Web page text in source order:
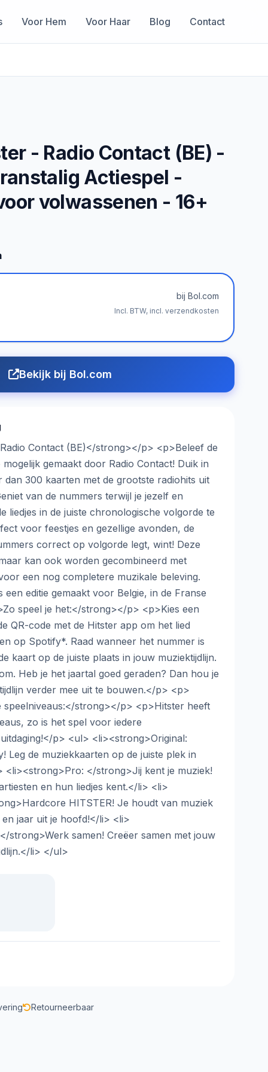
Voor Hem Voor Haar Blog Contact
- Radio Contact (BE) -
Actiespel -
volwassenen - 16+
bij Bol.com
Incl. BTW, incl. verzendkosten
Bekijk bij Bol.com
Contact (BE)</strong></p> <p>Beleef de
gemaakt door Radio Contact! Duik in
dan 300 kaarten met de grootste radiohits uit
van de nummers terwijl je jezelf en
liedjes in de juiste chronologische volgorde te
voor feestjes en gezellige avonden, de
correct op volgorde legt, wint! Deze
kan ook worden gecombineerd met
een nog completere muzikale beleving.
editie gemaakt voor Belgie, in de Franse
speel je het:</strong></p> <p>Kies een
QR-code met de Hitster app om het lied
op Spotify*. Raad wanneer het nummer is
kaart op de juiste plaats in jouw muziektijdlijn.
Heb je het jaartal goed geraden? Dan hou je
verder mee uit te bouwen.</p> <p>
speelniveaus:</strong></p> <p>Hitster heeft
zo is het spel voor iedere
p> <ul> <li><strong>Original:
Leg de muziekkaarten op de juiste plek in
<li><strong>Pro: </strong>Jij kent je muziek!
en hun liedjes kent.</li> <li>
HITSTER! Je houdt van muziek
jaar uit je hoofd!</li> <li>
strong>Werk samen! Creëer samen met jouw
li> </ul>
Retourneerbaar